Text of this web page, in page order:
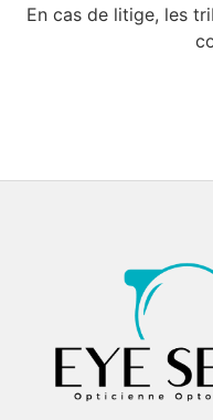
En cas de litige, les